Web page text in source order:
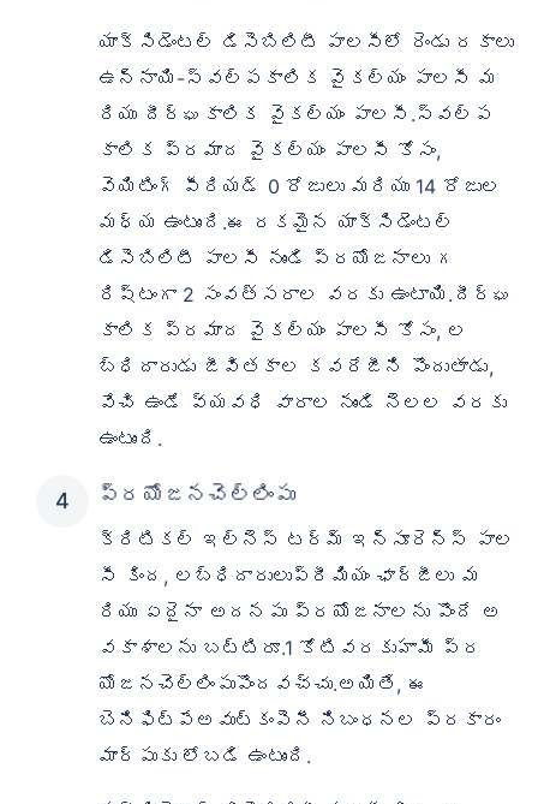
యాక్సిడెంటల్ డిసెబిలిటీ పాలసీలో రెండు రకాలు
ఉన్నాయి-స్వల్పకాలిక వైకల్యం పాలసీ మ
రియు దీర్ఘకాలిక వైకల్యం పాలసీ.స్వల్ప
కాలిక ప్రమాద వైకల్యం పాలసీ కోసం,
వెయిటింగ్ పీరియడ్ 0 రోజులు మరియు 14 రోజుల
మధ్య ఉంటుంది.ఈ రకమైన యాక్సిడెంటల్
డిసెబిలిటీ పాలసీ నుండి ప్రయోజనాలు గ
రిష్టంగా 2 సంవత్సరాల వరకు ఉంటాయి.దీర్ఘ
కాలిక ప్రమాద వైకల్యం పాలసీ కోసం, ల
బ్ధిదారుడు జీవితకాల కవరేజీని పొందుతాడు,
వేచి ఉండే వ్యవధి వారాల నుండి నెలల వరకు
ఉంటుంది.
ప్రయోజనచెల్లింపు
క్రిటికల్ ఇల్‌నెస్ టర్మ్ ఇన్సూరెన్స్ పాల
సీ కింద, లబ్ధిదారులుప్రీమియం ఛార్జీలు మ
రియు ఏదైనా అదనపు ప్రయోజనాలను పొందే అ
వకాశాలను బట్టిరూ.1 కోటివరకుహామీ ప్ర
యోజనచెల్లింపుపొందవచ్చు.అయితే, ఈ
బెనిఫిట్పేఅవుట్కంపెనీ నిబంధనల ప్రకారం
మార్పుకు లోబడి ఉంటుంది.